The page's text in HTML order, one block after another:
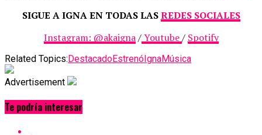
SIGUE A IGNA EN TODAS LASREDES SOCIALES
Instagram: @akaigna/Youtube/ Spotify
Related Topics:DestacadoEstrenóIgnaMúsica
Advertisement
Te podría interesar